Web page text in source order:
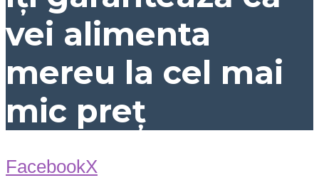
vei alimenta
mereu la cel mai
mic preț
FacebookX